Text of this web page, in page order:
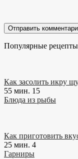
Популярные рецепты
Как засолить икру
55 мин. 15
Блюда из рыбы
Как приготовить
25 мин. 4
Гарниры